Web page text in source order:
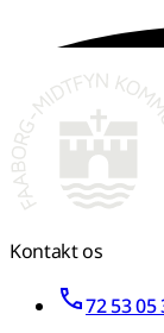
Kontakt os
72 53 05